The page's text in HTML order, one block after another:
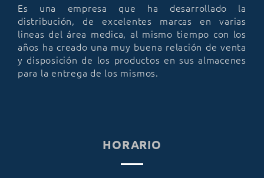
Es una empresa que ha desarrollado la
distribución, de excelentes marcas en varias
lineas del área medica, al mismo tiempo con los
años ha creado una muy buena relación de venta
y disposición de los productos en sus almacenes
para la entrega de los mismos.
HORARIO